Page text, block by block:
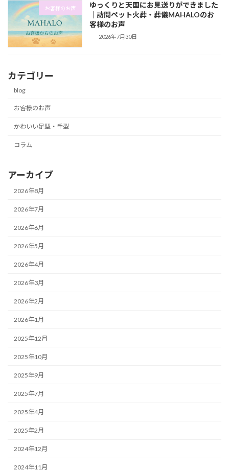
お客様のお声
ゆっくりと天国にお見送りができました
｜訪問ペット火葬・葬儀MAHALOのお
客様のお声
2026年7月30日
カテゴリー
blog
お客様のお声
かわいい足型・手型
コラム
アーカイブ
2026年8月
2026年7月
2026年6月
2026年5月
2026年4月
2026年3月
2026年2月
2026年1月
2025年12月
2025年10月
2025年9月
2025年7月
2025年4月
2025年2月
2024年12月
2024年11月